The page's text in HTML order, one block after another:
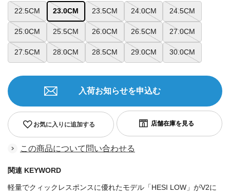
22.5CM 23.0CM 23.5CM 24.0CM 24.5CM
25.0CM 25.5CM 26.0CM 26.5CM 27.0CM
27.5CM 28.0CM 28.5CM 29.0CM 30.0CM
お気に入りに追加する
入荷お知らせを申込む
この商品について問い合わせる
関連 KEYWORD
軽量でクィックレスポンスに優れたモデル「HESI LOW」がV2に